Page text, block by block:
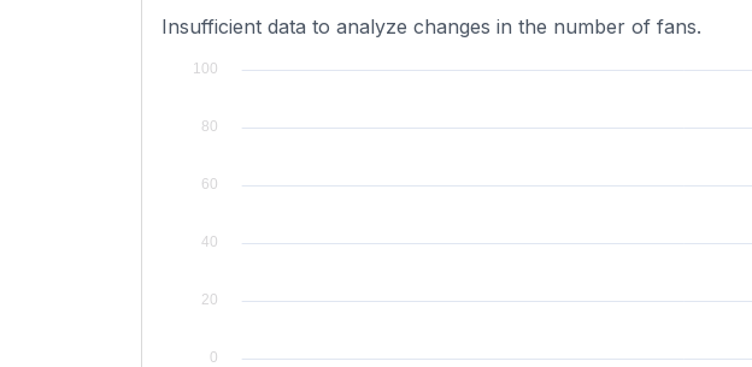
Insufficient data to analyze changes in the number of fans.